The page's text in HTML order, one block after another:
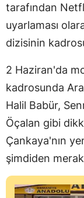
tarafından
uyarlaması
dizisinin
2 Haziran'da
kadrosunda
Halil Babür,
Öçalan gibi
Çankaya'nın
şimdiden